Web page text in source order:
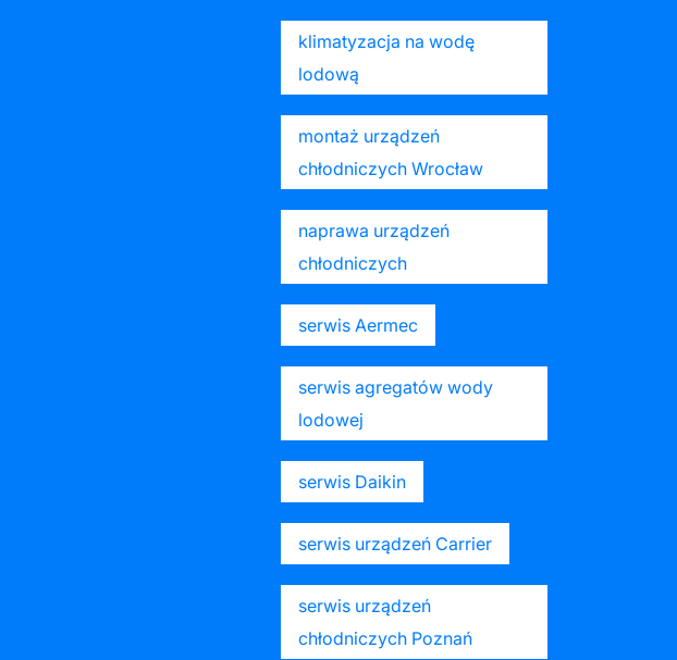
klimatyzacja na wodę
lodową
montaż urządzeń
chłodniczych Wrocław
naprawa urządzeń
chłodniczych
serwis Aermec
serwis agregatów wody
lodowej
serwis Daikin
serwis urządzeń Carrier
serwis urządzeń
chłodniczych Poznań